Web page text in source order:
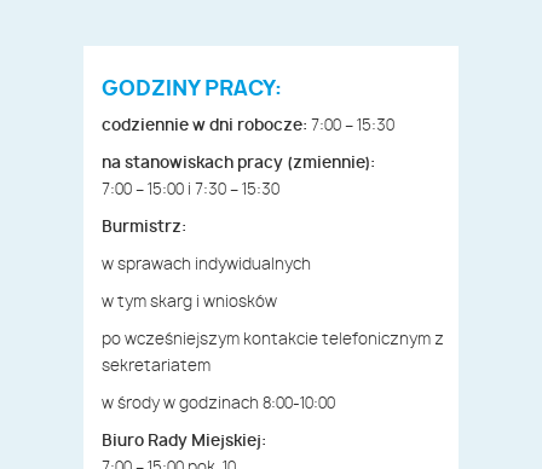
GODZINY PRACY:
codziennie w dni robocze: 7:00 – 15:30
na stanowiskach pracy (zmiennie):
7:00 – 15:00 i 7:30 – 15:30
Burmistrz:
w sprawach indywidualnych
w tym skarg i wniosków
po wcześniejszym kontakcie telefonicznym z
sekretariatem
w środy w godzinach 8:00-10:00
Biuro Rady Miejskiej: